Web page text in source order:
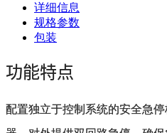
详细信息
规格参数
包装
功能特点
配置独立于控制系统的安全急